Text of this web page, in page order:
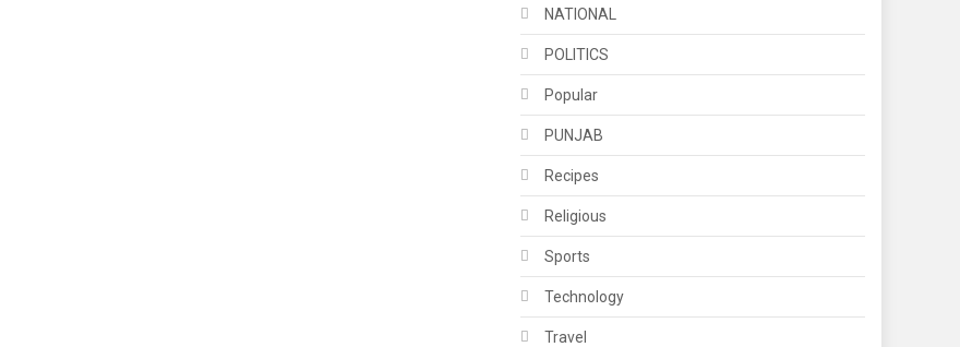
NATIONAL
POLITICS
Popular
PUNJAB
Recipes
Religious
Sports
Technology
Travel